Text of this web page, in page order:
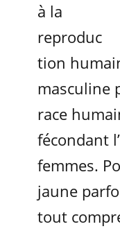
à la
reproduc
tion
masculine
race
fécondant
femmes.
jaune
tout